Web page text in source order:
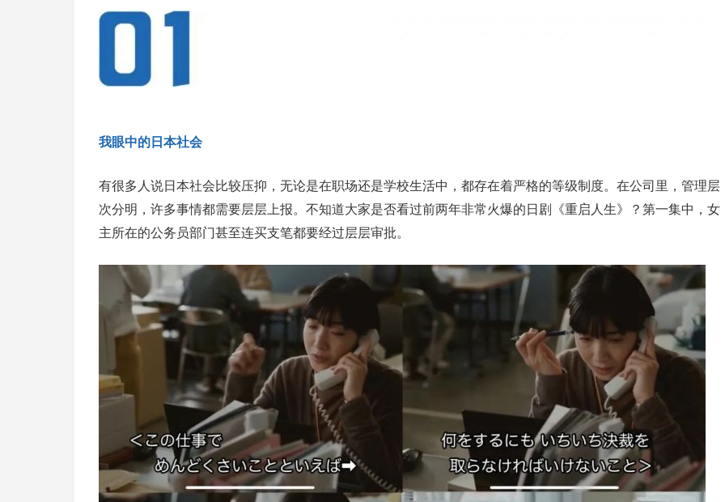
我眼中的日本社会
有很多人说日本社会比较压抑，无论是在职场还是学校生活中，都存在着严格的等级制度。在公司里，管理层
次分明，许多事情都需要层层上报。不知道大家是否看过前两年非常火爆的日剧《重启人生》？第一集中，女
主所在的公务员部门甚至连买支笔都要经过层层审批。